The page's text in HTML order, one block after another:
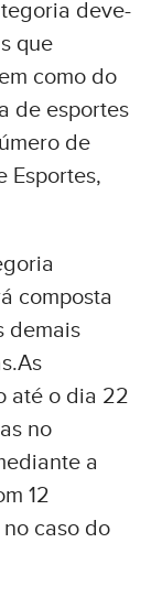
deve-
que
como do
de esportes
de
Esportes,
composta
demais
até o dia 22
no
a
12
caso do